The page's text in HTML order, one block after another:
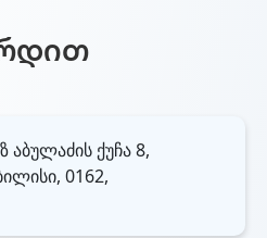
აბულაძის ქუჩა 8,
0162,